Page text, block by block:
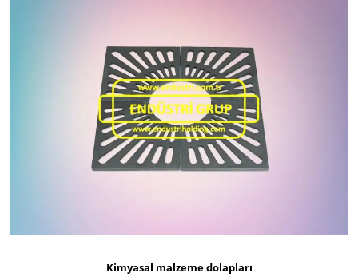
Kimyasal malzeme dolapları